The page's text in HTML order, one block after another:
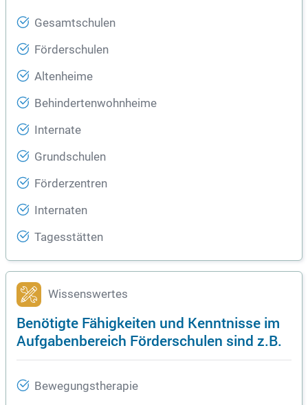
Gesamtschulen
Förderschulen
Altenheime
Behindertenwohnheime
Internate
Grundschulen
Förderzentren
Internaten
Tagesstätten
Wissenswertes
Benötigte Fähigkeiten und Kenntnisse im
Aufgabenbereich Förderschulen sind z.B.
Bewegungstherapie